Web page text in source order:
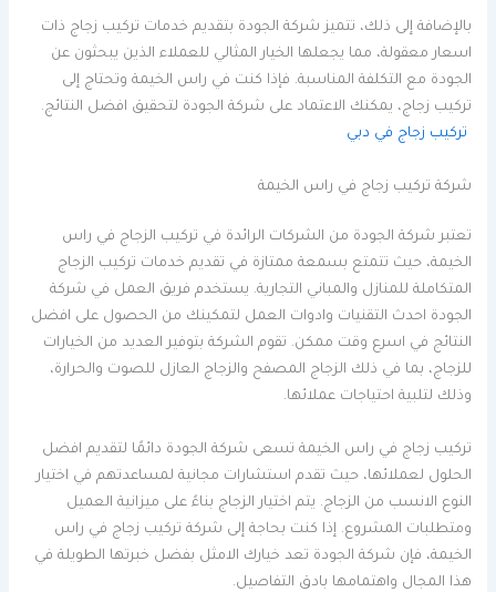
بالإضافة إلى ذلك، تتميز شركة الجودة بتقديم خدمات تركيب زجاج ذات
اسعار معقولة، مما يجعلها الخيار المثالي للعملاء الذين يبحثون عن
الجودة مع التكلفة المناسبة. فإذا كنت في راس الخيمة وتحتاج إلى
تركيب زجاج، يمكنك الاعتماد على شركة الجودة لتحقيق افضل النتائج.
تركيب زجاج في دبي
شركة تركيب زجاج في راس الخيمة
تعتبر شركة الجودة من الشركات الرائدة في تركيب الزجاج في راس
الخيمة، حيث تتمتع بسمعة ممتازة في تقديم خدمات تركيب الزجاج
المتكاملة للمنازل والمباني التجارية. يستخدم فريق العمل في شركة
الجودة احدث التقنيات وادوات العمل لتمكينك من الحصول على افضل
النتائج في اسرع وقت ممكن. تقوم الشركة بتوفير العديد من الخيارات
للزجاج، بما في ذلك الزجاج المصفح والزجاج العازل للصوت والحرارة،
وذلك لتلبية احتياجات عملائها.
تركيب زجاج في راس الخيمة تسعى شركة الجودة دائمًا لتقديم افضل
الحلول لعملائها، حيث تقدم استشارات مجانية لمساعدتهم في اختيار
النوع الانسب من الزجاج. يتم اختيار الزجاج بناءً على ميزانية العميل
ومتطلبات المشروع. إذا كنت بحاجة إلى شركة تركيب زجاج في راس
الخيمة، فإن شركة الجودة تعد خيارك الامثل بفضل خبرتها الطويلة في
هذا المجال واهتمامها بادق التفاصيل.